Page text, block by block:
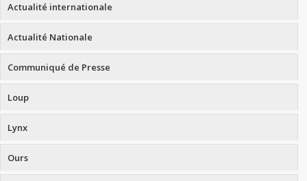
Actualité internationale
Actualité Nationale
Communiqué de Presse
Loup
Lynx
Ours